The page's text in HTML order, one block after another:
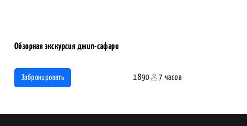
Обзорная экскурсия джип-сафари
Забронировать 1890 7 часов